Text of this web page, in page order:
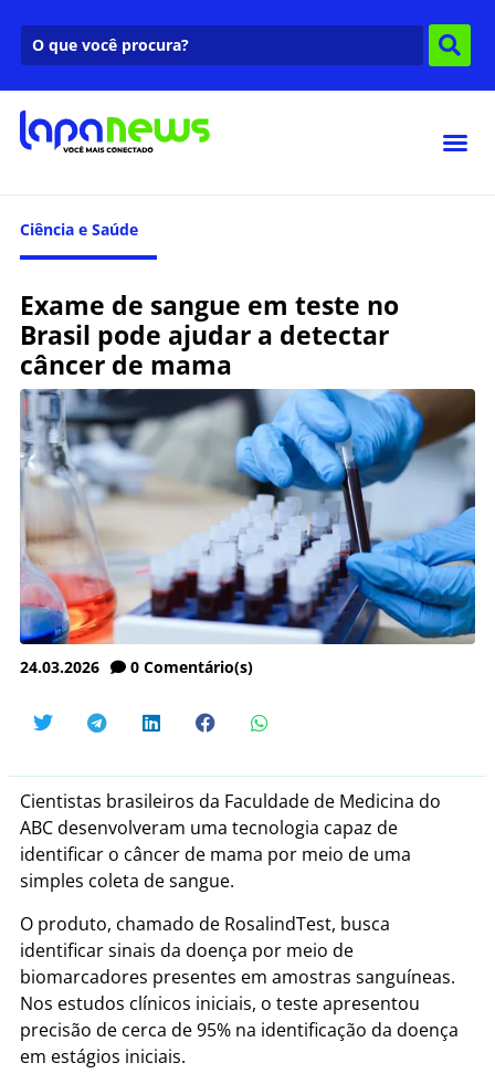
Ciência e Saúde
Exame de sangue em teste no
Brasil pode ajudar a detectar
câncer de mama
24.03.2026 0 Comentário(s)
Cientistas brasileiros da Faculdade de Medicina do
ABC desenvolveram uma tecnologia capaz de
identificar o câncer de mama por meio de uma
simples coleta de sangue.
O produto, chamado de RosalindTest, busca
identificar sinais da doença por meio de
biomarcadores presentes em amostras sanguíneas.
Nos estudos clínicos iniciais, o teste apresentou
precisão de cerca de 95% na identificação da doença
em estágios iniciais.